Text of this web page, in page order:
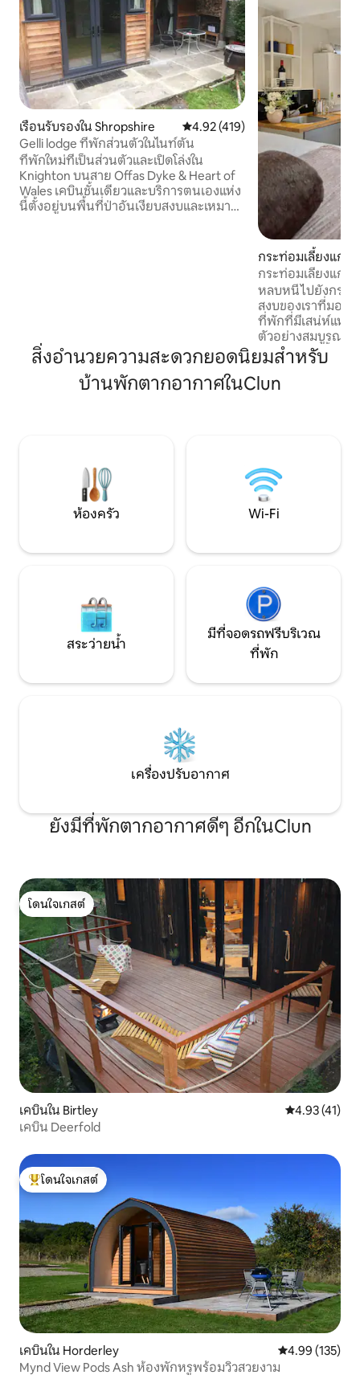
เรือนรับรองใน Shropshire คะแนนเฉลี่ย 4.92 จาก 5, 419 รีวิว
4.92 (419)
Gelli lodge ที่พักส่วนตัวในไนท์ตัน
ที่พักใหม่ที่เป็นส่วนตัวและเปิดโล่งใน
Knighton บนสาย Offas Dyke & Heart of
Wales เคบินชั้นเดียวและบริการตนเองแห่ง
นี้ตั้งอยู่บนพื้นที่ป่าอันเงียบสงบและเหมาะ
South ไปยัง Hay อัญมณีทางวรรณคดีบน
Wye
กระท่อมเลี้ยงแกะใ
n
กระท่อมเลี้ยงแกะ
มองเห็นทิวทัศน์ขอ
หลบหนีไปยังกระท่
สงบของเราที่มอง
ที่พักที่มีเสน่ห์แห่ง
ตัวอย่างสมบูรณ์แล
คลายในอ่างน้ำร้อ
ฟืนของคุณเอง เห
พักผ่อนหลังจากใช้
ข้อมูลเพิ่มเติมได้เส
สิ่งอำนวยความสะดวกยอดนิยมสำหรับ
บ้านพักตากอากาศในClun
ห้องครัว Wi-Fi
สระว่ายน้ำ
มีที่จอดรถฟรีบริเวณ
ที่พัก
เครื่องปรับอากาศ
ยังมีที่พักตากอากาศดีๆ อีกในClun
โดนใจเกสต์
โดนใจเกสต์
เคบินใน Birtley คะแนนเฉลี่ย
4.93 (41)
เคบิน Deerfold
โดนใจเกสต์ที่สุด
โดนใจเกสต์
เคบินใน Horderley คะแนนเฉลี่ย
4.99 (135)
Mynd View Pods Ash ห้องพักหรูพร้อมวิวสวยงาม